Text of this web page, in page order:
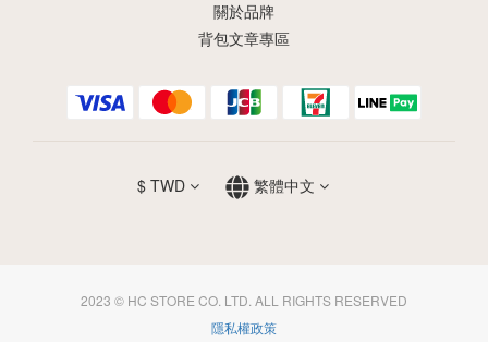
關於品牌
背包文章專區
$ TWD 繁體中文
2023 © HC STORE CO. LTD. ALL RIGHTS RESERVED
隱私權政策